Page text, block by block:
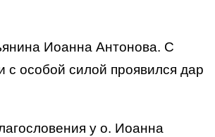
Иоанна Антонова. С
с особой силой проявился дар
у о. Иоанна